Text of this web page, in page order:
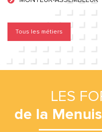
Tous les métiers
LES
de la